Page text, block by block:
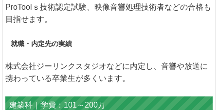
ProToolｓ技術認定試験、映像音響処理技術者などの合格も
目指せます。
就職・内定先の実績
株式会社ジーリンクスタジオなどに内定し、音響や放送に
携わっている卒業生が多くいます。
建築科｜学費：101～200万